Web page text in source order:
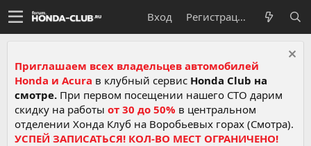
Вход Регистрация
Приглашаем всех владельцев автомобилей
Honda и Acura в клубный сервис Honda Club на
смотре. При первом посещении нашего СТО дарим
скидку на работы от 30 до 50% в центральном
отделении Хонда Клуб на Воробьевых горах (Смотра).
УСПЕЙ ЗАПИСАТЬСЯ! КОЛ-ВО МЕСТ ОГРАНИЧЕНО!